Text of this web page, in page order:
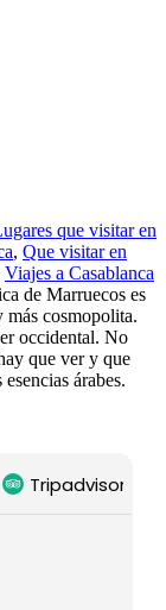
que visitar en
, Que visitar en
Viajes a Casablanca
de Marruecos es
cosmopolita.
occidental. No
que ver y que
árabes.
Tripadvisor